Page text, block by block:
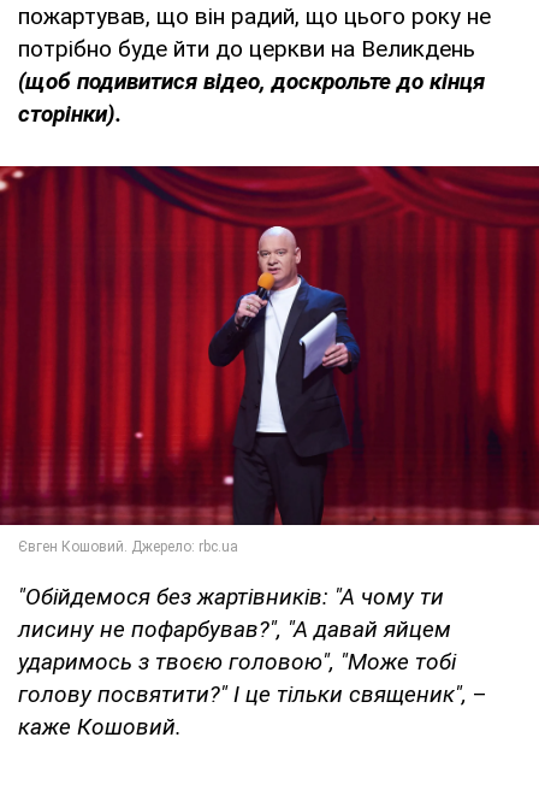
пожартував, що він радий, що цього року не
потрібно буде йти до церкви на Великдень
(щоб подивитися відео, доскрольте до кінця
сторінки).
"Обійдемося без жартівників: "А чому ти
лисину не пофарбував?", "А давай яйцем
ударимось з твоєю головою", "Може тобі
голову посвятити?" І це тільки священик", –
каже Кошовий.